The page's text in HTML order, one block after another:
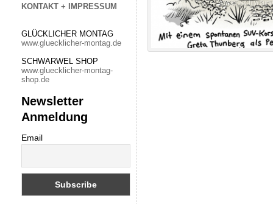
KONTAKT + IMPRESSUM
GLÜCKLICHER MONTAG
www.gluecklicher-montag.de
SCHWARWEL SHOP
www.gluecklicher-montag-
shop.de
Newsletter
Anmeldung
Email